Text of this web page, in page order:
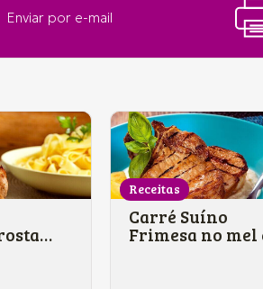
Enviar por e-mail
Receitas
Carré Suíno
Frimesa no mel